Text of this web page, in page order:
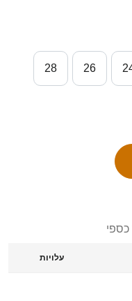
26
28
כספי
עלויות